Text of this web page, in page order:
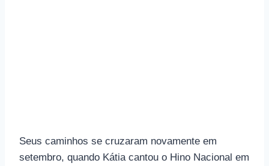
Seus caminhos se cruzaram novamente em
setembro, quando Kátia cantou o Hino Nacional em